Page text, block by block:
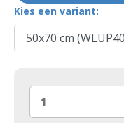
Kies een variant: